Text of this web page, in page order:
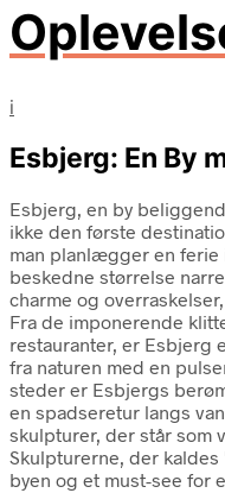
i
Esbjerg: En By
Esbjerg, en by
ikke den første
man planlægger en ferie
beskedne størrelse
charme og
Fra de imponerende
restauranter, er Esbjerg
fra naturen med en
steder er Esbjergs
en spadseretur langs
skulpturer, der står som
Skulpturerne, der
byen og et must-see for